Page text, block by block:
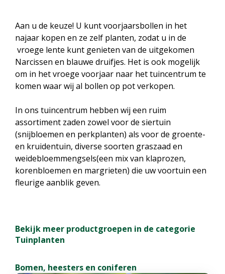
Aan u de keuze! U kunt voorjaarsbollen in het
najaar kopen en ze zelf planten, zodat u in de
vroege lente kunt genieten van de uitgekomen
Narcissen en blauwe druifjes. Het is ook mogelijk
om in het vroege voorjaar naar het tuincentrum te
komen waar wij al bollen op pot verkopen.
In ons tuincentrum hebben wij een ruim
assortiment zaden zowel voor de siertuin
(snijbloemen en perkplanten) als voor de groente-
en kruidentuin, diverse soorten graszaad en
weidebloemmengsels(een mix van klaprozen,
korenbloemen en margrieten) die uw voortuin een
fleurige aanblik geven.
Bekijk meer productgroepen in de categorie
Tuinplanten
Bomen, heesters en coniferen